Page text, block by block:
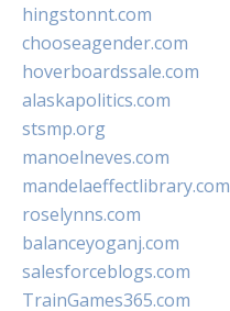
hingstonnt.com
chooseagender.com
hoverboardssale.com
alaskapolitics.com
stsmp.org
manoelneves.com
mandelaeffectlibrary.com
roselynns.com
balanceyoganj.com
salesforceblogs.com
TrainGames365.com